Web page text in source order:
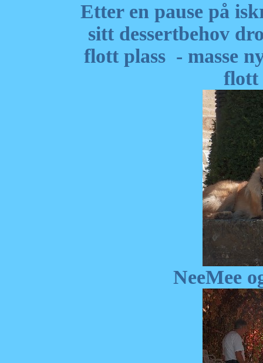
Etter en pause på
sitt dessertbehov
flott plass - masse
flott
NeeMee